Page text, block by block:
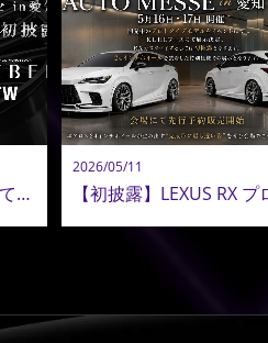
オートメッセ in 愛知にて初披露。AMISTAD 新鍛造ホイール「GEEBEL TW」
2026/05/11